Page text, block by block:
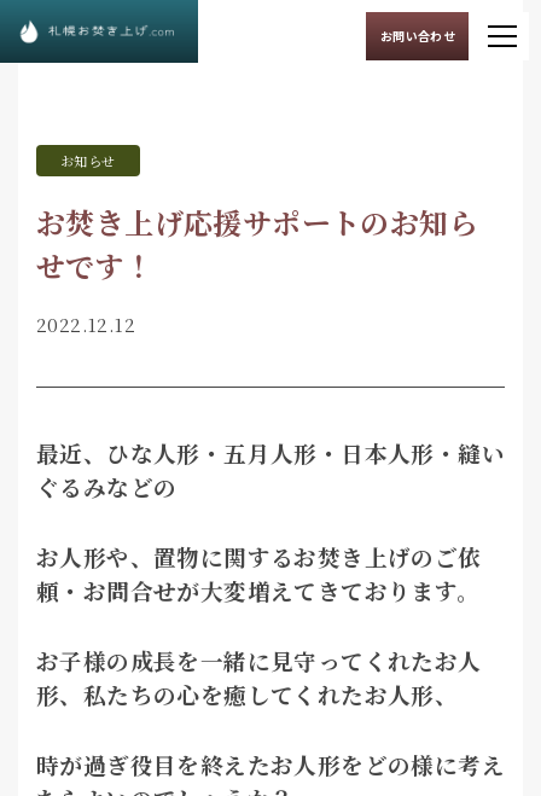
お問い合わせ
お知らせ
お焚き上げ応援サポートのお知ら
せです！
2022.12.12
最近、ひな人形・五月人形・日本人形・縫い
ぐるみなどの
お人形や、置物に関するお焚き上げのご依
頼・お問合せが大変増えてきております。
お子様の成長を一緒に見守ってくれたお人
形、私たちの心を癒してくれたお人形、
時が過ぎ役目を終えたお人形をどの様に考え